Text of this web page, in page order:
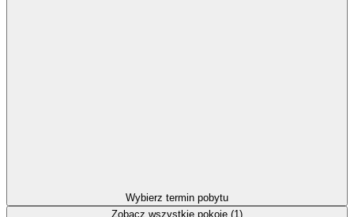
Wybierz termin pobytu
Zobacz wszystkie pokoje (1)